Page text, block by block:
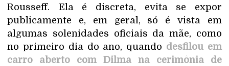
Rousseff. Ela é discreta, evita se expor
publicamente e, em geral, só é vista em
algumas solenidades oficiais da mãe, como
no primeiro dia do ano, quando desfilou em
carro aberto com Dilma na cerimônia de